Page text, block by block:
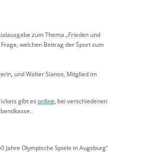
zum Thema „Frieden und
welchen Beitrag der Sport zum
und Walter Sianos, Mitglied im
gibt es online, bei verschiedenen
Jahre Olympische Spiele in Augsburg“